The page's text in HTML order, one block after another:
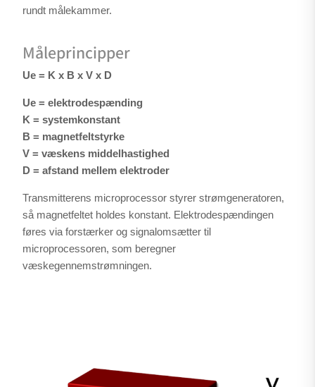
rundt målekammer.
Måleprincipper
Ue = K x B x V x D
Ue = elektrodespænding
K = systemkonstant
B = magnetfeltstyrke
V = væskens middelhastighed
D =afstand mellem elektroder
Transmitterens microprocessor styrer strømgeneratoren,
så magnetfeltet holdes konstant. Elektrodespændingen
føres via forstærker og signalomsætter til
microprocessoren, som beregner
væskegennemstrømningen.